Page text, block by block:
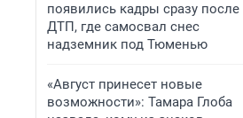
появились кадры сразу после
ДТП, где самосвал снес
надземник под Тюменью
«Август принесет новые
возможности»: Тамара Глоба